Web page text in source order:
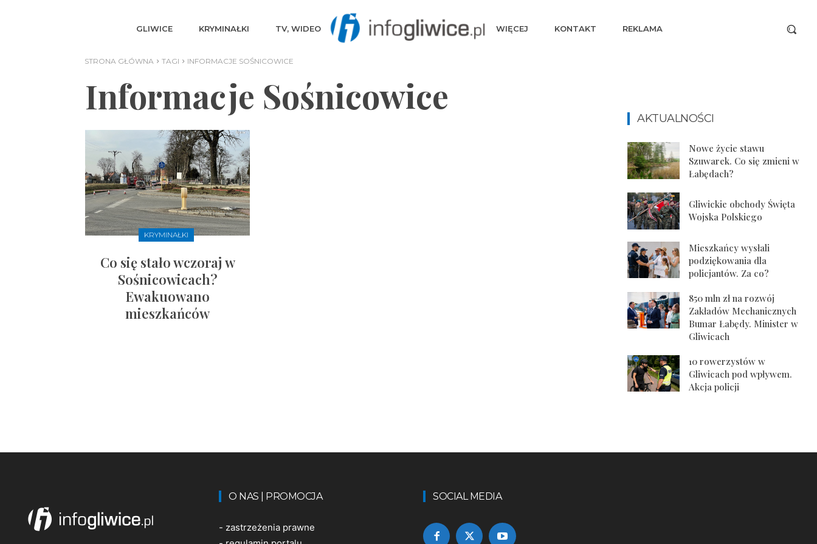
GLIWICE KRYMINAŁKI TV, WIDEO WIĘCEJ KONTAKT REKLAMA
STRONA GŁÓWNA TAGI INFORMACJE SOŚNICOWICE
Informacje Sośnicowice
KRYMINAŁKI
Co się stało wczoraj w
Sośnicowicach?
Ewakuowano
mieszkańców
AKTUALNOŚCI
Nowe życie stawu
Szuwarek. Co się zmieni w
Łabędach?
Gliwickie obchody Święta
Wojska Polskiego
Mieszkańcy wysłali
podziękowania dla
policjantów. Za co?
850 mln zł na rozwój
Zakładów Mechanicznych
Bumar Łabędy. Minister w
Gliwicach
10 rowerzystów w
Gliwicach pod wpływem.
Akcja policji
O NAS | PROMOCJA
- zastrzeżenia prawne
SOCIAL MEDIA